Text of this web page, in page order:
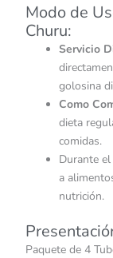
Modo de
Churu:
Servicio
golosina
Como
dieta
comidas.​
Durante
a
nutrición.​
Paquete de 4